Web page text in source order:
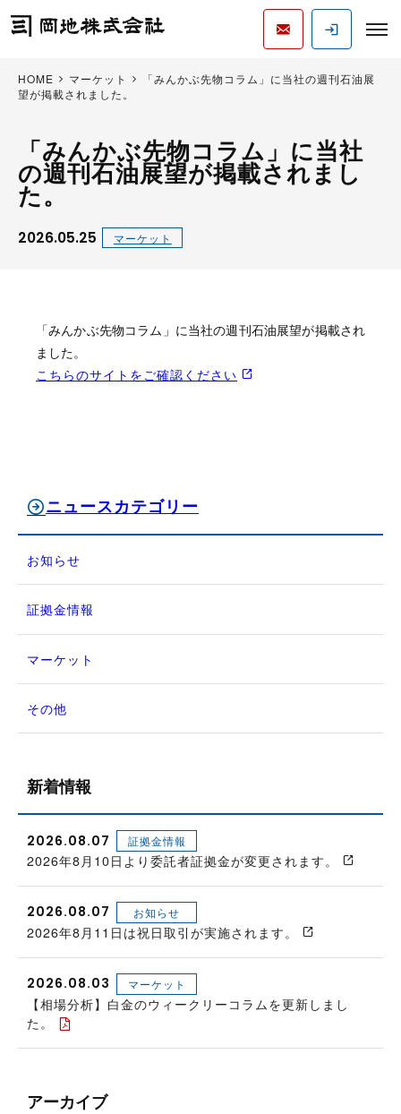
HOME マーケット
「みんかぶ先物コラム」に当社の週刊石油展
望が掲載されました。
「みんかぶ先物コラム」に当社
の週刊石油展望が掲載されまし
た。
2026.05.25 マーケット
「みんかぶ先物コラム」に当社の週刊石油展望が掲載され
ました。
こちらのサイトをご確認ください
ニュースカテゴリー
お知らせ
証拠金情報
マーケット
その他
新着情報
2026.08.07 証拠金情報
2026年8月10日より委託者証拠金が変更されます。
2026.08.07 お知らせ
2026年8月11日は祝日取引が実施されます。
2026.08.03 マーケット
【相場分析】白金のウィークリーコラムを更新しまし
た。
アーカイブ